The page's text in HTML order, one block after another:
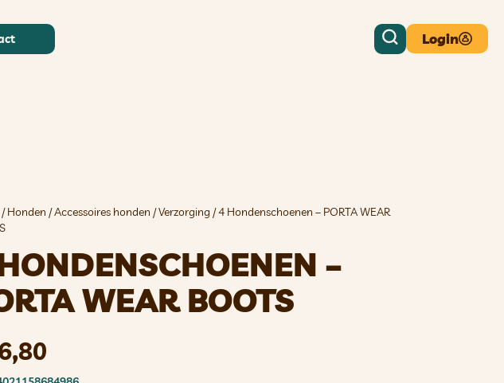
Login
/Honden /Accessoires honden /Verzorging / 4 Hondenschoenen – PORTA WEAR
–
WEAR BOOTS